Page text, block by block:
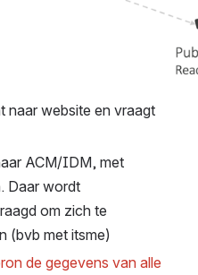
naar website en vraagt
ACM/IDM, met
Daar wordt
om zich te
(bvb met itsme)
de gegevens van alle